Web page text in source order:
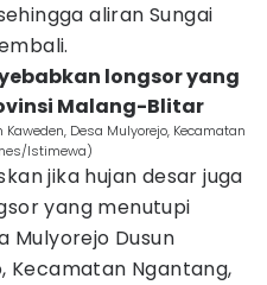
aliran Sungai
longsor yang
Malang-Blitar
Desa Mulyorejo, Kecamatan
Istimewa)
jika hujan desar juga
yang menutupi
Mulyorejo Dusun
Kecamatan Ngantang,